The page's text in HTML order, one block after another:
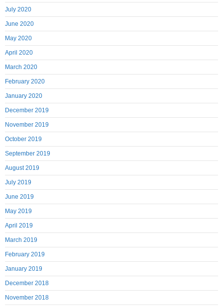
July 2020
June 2020
May 2020
April 2020
March 2020
February 2020
January 2020
December 2019
November 2019
October 2019
September 2019
August 2019
July 2019
June 2019
May 2019
April 2019
March 2019
February 2019
January 2019
December 2018
November 2018